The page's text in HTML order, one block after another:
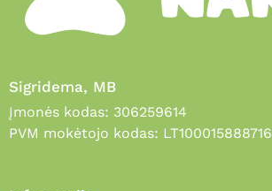
Sigridema, MB
Įmonės kodas: 306259614
PVM mokėtojo kodas: LT100015888716